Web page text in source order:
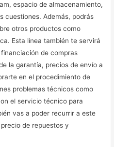
espacio de almacenamiento,
cuestiones. Además, podrás
otros productos como
Esta línea también te servirá
de compras
la garantía, precios de envío a
en el procedimiento de
problemas técnicos como
el servicio técnico para
vas a poder recurrir a este
de repuestos y